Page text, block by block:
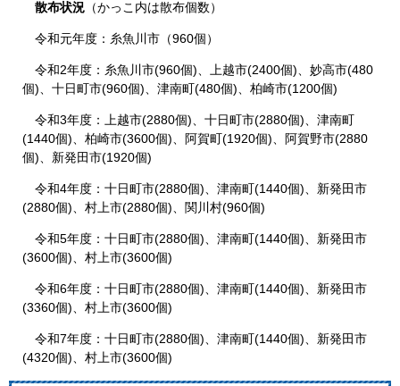
散布状況 （かっこ内は散布個数）
令和元年度：糸魚川市（960個）
令和2年度：糸魚川市(960個)、上越市(2400個)、妙高市(480
個)、十日町市(960個)、津南町(480個)、柏崎市(1200個)
令和3年度：上越市(2880個)、十日町市(2880個)、津南町
(1440個)、柏崎市(3600個)、阿賀町(1920個)、阿賀野市(2880
個)、新発田市(1920個)
令和4年度：十日町市(2880個)、津南町(1440個)、新発田市
(2880個)、村上市(2880個)、関川村(960個)
令和5年度：十日町市(2880個)、津南町(1440個)、新発田市
(3600個)、村上市(3600個)
令和6年度：十日町市(2880個)、津南町(1440個)、新発田市
(3360個)、村上市(3600個)
令和7年度：十日町市(2880個)、津南町(1440個)、新発田市
(4320個)、村上市(3600個)